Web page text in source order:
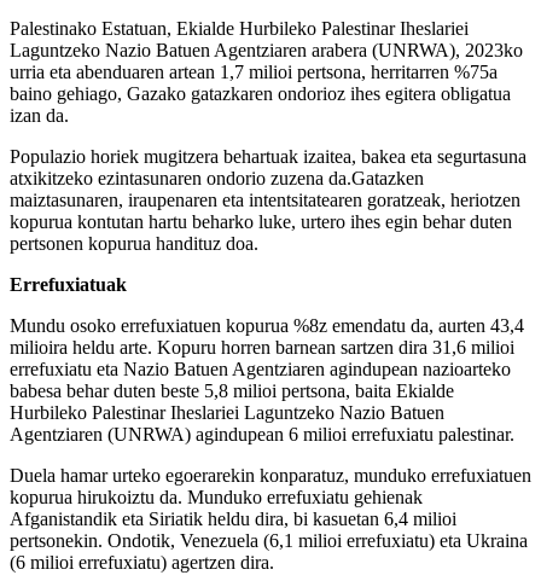
Palestinako Estatuan, Ekialde Hurbileko Palestinar Iheslariei
Laguntzeko Nazio Batuen Agentziaren arabera (UNRWA), 2023ko
urria eta abenduaren artean 1,7 milioi pertsona, herritarren %75a
baino gehiago, Gazako gatazkaren ondorioz ihes egitera obligatua
izan da.
Populazio horiek mugitzera behartuak izaitea, bakea eta segurtasuna
atxikitzeko ezintasunaren ondorio zuzena da.Gatazken
maiztasunaren, iraupenaren eta intentsitatearen goratzeak, heriotzen
kopurua kontutan hartu beharko luke, urtero ihes egin behar duten
pertsonen kopurua handituz doa.
Errefuxiatuak
Mundu osoko errefuxiatuen kopurua %8z emendatu da, aurten 43,4
milioira heldu arte. Kopuru horren barnean sartzen dira 31,6 milioi
errefuxiatu eta Nazio Batuen Agentziaren agindupean nazioarteko
babesa behar duten beste 5,8 milioi pertsona, baita Ekialde
Hurbileko Palestinar Iheslariei Laguntzeko Nazio Batuen
Agentziaren (UNRWA) agindupean 6 milioi errefuxiatu palestinar.
Duela hamar urteko egoerarekin konparatuz, munduko errefuxiatuen
kopurua hirukoiztu da. Munduko errefuxiatu gehienak
Afganistandik eta Siriatik heldu dira, bi kasuetan 6,4 milioi
pertsonekin. Ondotik, Venezuela (6,1 milioi errefuxiatu) eta Ukraina
(6 milioi errefuxiatu) agertzen dira.